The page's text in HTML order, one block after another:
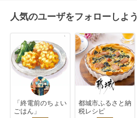
人気のユーザをフォローしよう
「終電前のちょい
ごはん」
都城市ふるさと納
税レシピ